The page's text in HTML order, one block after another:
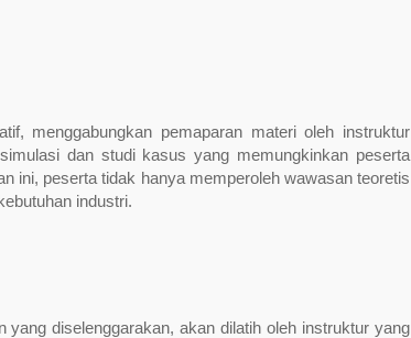
menggabungkan pemaparan materi oleh instruktur
dan studi kasus yang memungkinkan peserta
ini, peserta tidak hanya memperoleh wawasan teoretis
industri.
yang diselenggarakan, akan dilatih oleh instruktur yang